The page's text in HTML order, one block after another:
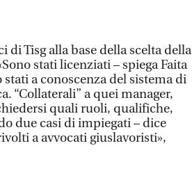
di Tisg alla base della scelta della
stati licenziati – spiega Faita
a conoscenza del sistema di
“Collaterali” a quei manager,
quali ruoli, qualifiche,
due casi di impiegati – dice
a avvocati giuslavoristi»,